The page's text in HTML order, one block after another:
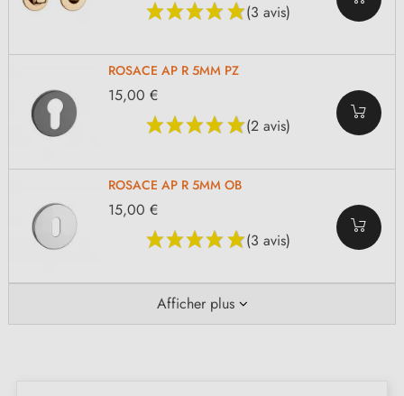
(3 avis)
ROSACE AP R 5MM PZ
(2 avis)
15,00 €
ROSACE AP R 5MM OB
(3 avis)
15,00 €
Afficher plus